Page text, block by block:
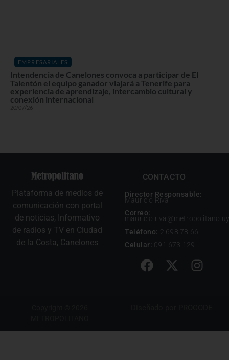
EMPRESARIALES
Intendencia de Canelones convoca a participar de El
Talentón el equipo ganador viajará a Tenerife para
experiencia de aprendizaje, intercambio cultural y
conexión internacional
20/07/26
Plataforma de medios de
comunicación con portal
de noticias, Informativo
de radios y TV en Ciudad
de la Costa, Canelones
CONTACTO
Director Responsable:
Mauricio Riva
Correo:
mauricio.riva@metropolitano.uy
Teléfono: 2 698 78 66
Celular: 091 673 129